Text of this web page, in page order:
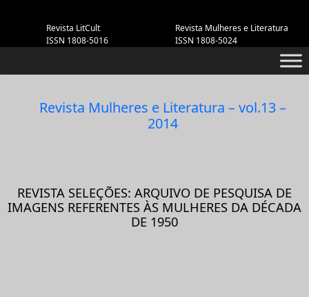
Revista LitCult
ISSN 1808-5016
Revista Mulheres e Literatura
ISSN 1808-5024
Revista Mulheres e Literatura – vol.13 –
2014
REVISTA SELEÇÕES: ARQUIVO DE PESQUISA DE
IMAGENS REFERENTES ÀS MULHERES DA DÉCADA
DE 1950